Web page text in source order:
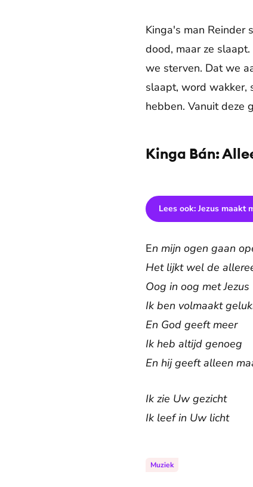
Kinga's man Reinder
dood, maar ze
we sterven. Dat we
slaapt, word wakker,
hebben. Vanuit deze
Kinga Bán:
Lees ook: Jezus maakt
En mijn ogen gaan
Het lijkt wel de
Oog in oog met Jezus
Ik ben volmaakt
En God geeft meer
Ik heb altijd genoeg
En hij geeft alleen
Ik zie Uw gezicht
Ik leef in Uw licht
Muziek